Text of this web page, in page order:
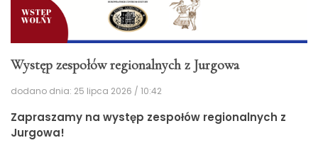
Występ zespołów regionalnych z Jurgowa
dodano dnia: 25 lipca 2026 / 10:42
Zapraszamy na występ zespołów regionalnych z
Jurgowa!